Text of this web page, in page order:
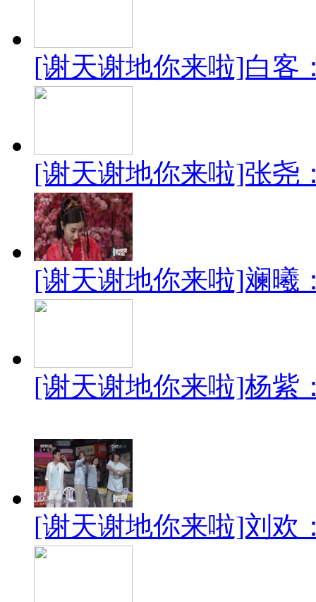
[谢天谢地你来啦]白客
[谢天谢地你来啦]张尧
[谢天谢地你来啦]斓曦
[谢天谢地你来啦]杨紫
[谢天谢地你来啦]刘欢